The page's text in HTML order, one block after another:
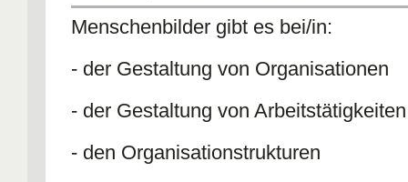
Menschenbilder gibt es bei/in:
- der Gestaltung von Organisationen
- der Gestaltung von Arbeitstätigkeiten
- den Organisationstrukturen